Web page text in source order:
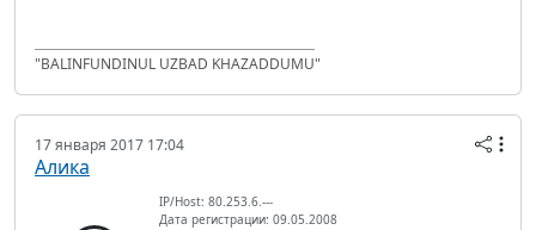
"BALINFUNDINUL UZBAD KHAZADDUMU"
17 января 2017 17:04
Алика
IP/Host: 80.253.6.---
Дата регистрации: 09.05.2008